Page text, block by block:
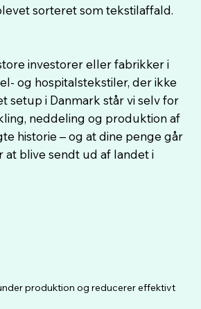
sorteret som tekstilaffald.
investorer eller fabrikker i
og hospitalstekstiler, der ikke
setup i Danmark står vi selv for
neddeling og produktion af
historie – og at dine penge går
at blive sendt ud af landet i
produktion og reducerer effektivt